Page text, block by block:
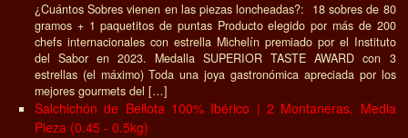
¿Cuántos Sobres vienen en las piezas loncheadas?: 18 sobres de 80
gramos + 1 paquetitos de puntas Producto elegido por más de 200
chefs internacionales con estrella Michelín premiado por el Instituto
del Sabor en 2023. Medalla SUPERIOR TASTE AWARD con 3
estrellas (el máximo) Toda una joya gastronómica apreciada por los
mejores gourmets del […]
Salchichón de Bellota 100% Ibérico | 2 Montaneras, Media
Pieza (0.45 - 0.5kg)